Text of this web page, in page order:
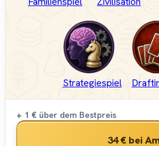
Strategiespiel
+ 1 € über dem Bestpreis
34 € bei